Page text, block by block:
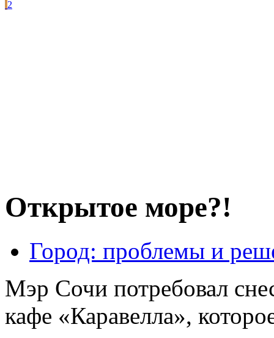
2
Открытое море?!
Город: проблемы и
Мэр Сочи потребовал
кафе «Каравелла»,